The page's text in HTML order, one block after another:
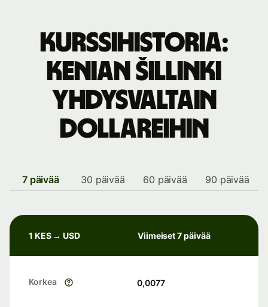
Kurssihistoria:
Kenian šillinki
Yhdysvaltain
dollareihin
7 päivää 30 päivää 60 päivää 90 päivää
1 KES → USD Viimeiset 7 päivää
Korkea 0,0077